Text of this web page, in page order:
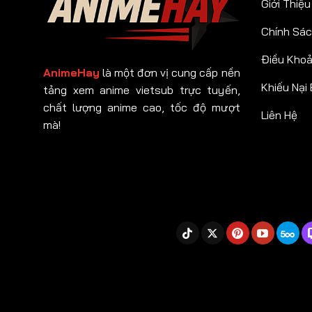
AnimeHay là một đơn vị cung cấp nền
tảng xem anime vietsub trực tuyến,
chất lượng anime cao, tốc độ mượt
mà!
Giới Thiệu
Chính
Điều
Khiếu Nại
Liên Hệ